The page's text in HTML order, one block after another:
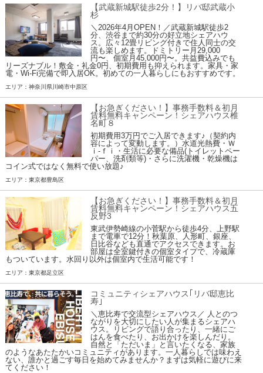
【武蔵新城駅徒歩2分！】リバ邸武蔵小
杉
＼2026年4月OPEN！／武蔵新城駅徒歩2
分、渋谷まで約30分の好立地シェアハウ
ス。広々12畳リビング付きで住人同士の交
流も楽しめます。ドミトリー月29,000
円〜、個室月45,000円〜。共益費込みでも
リーズナブル！敷金・礼金0円、初期費用も抑えられます。家具・家
電・Wi-Fi完備で即入居OK。初めての一人暮らしにもおすすめです。
エリア：神奈川県川崎市中原区
【お急ぎください！】事務手数料＆初月
賃料無料キャンペーン！シェアハウス椎
名町８
初期費用3万円でご入居できます♪（契約内
容によって変動します。）水道光熱費・Ｗ
ｉ-ｆｉ・生活に必要な備品(トイレットペー
パー、洗剤類等)・さらに洗濯機・乾燥機は
コイン式ではなく無料で使い放題♪
エリア：東京都豊島区
【お急ぎください！】事務手数料＆初月
賃料無料キャンペーン！シェアハウス五
反野3
東武伊勢崎線の小菅駅から徒歩4分、上野駅
まで電車で12分！秋葉原、人形町、銀座、
日比谷なども直通でアクセスできます。お
部屋は全室鍵付きの個室タイプで、冷蔵庫
もついています。水回り以外は個室内で生活可能です！
エリア：東京都足立区
コミュニティシェアハウス｢リバ邸恵比
寿｣
＼恵比寿で交流型シェアハウス／ 人とのつ
ながりを大切にしたい人が集まるシェアハ
ウス。リビングで語り合ったり、一緒にご
はんを食べたり、お出かけを楽しんだり。
自然と「ただいま」と言いたくなる、家族
のようなあたたかいコミュニティがあります。一人暮らしでは味わえ
ない、誰かと過ごす毎日を始めてみませんか？まずは気軽に遊びに来
てください！